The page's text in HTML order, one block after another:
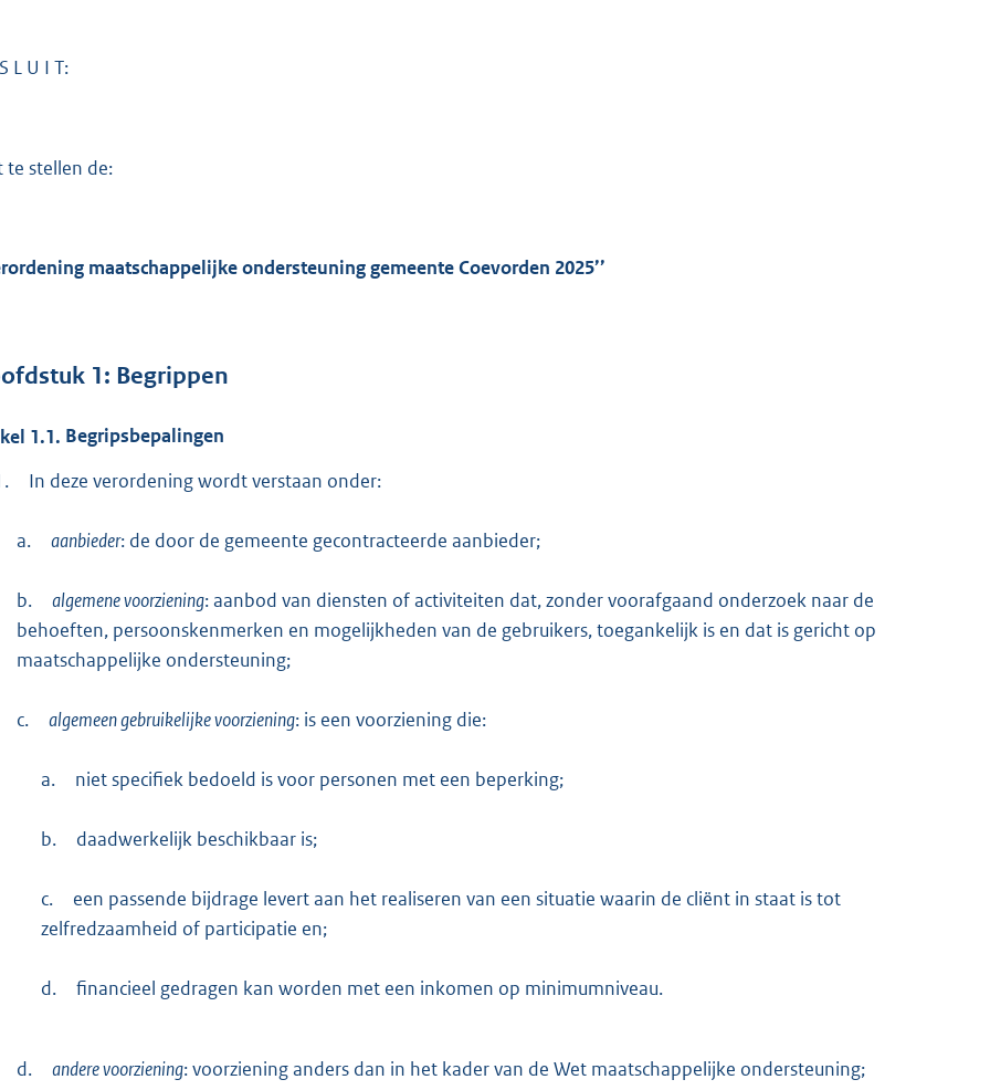
L U I T:
te stellen de:
maatschappelijke ondersteuning gemeente Coevorden 2025’’
1: Begrippen
1.1. Begripsbepalingen
In deze verordening wordt verstaan onder:
a. aanbieder: de door de gemeente gecontracteerde aanbieder;
b. algemene voorziening: aanbod van diensten of activiteiten dat, zonder voorafgaand onderzoek naar de
behoeften, persoonskenmerken en mogelijkheden van de gebruikers, toegankelijk is en dat is gericht op
maatschappelijke ondersteuning;
c. algemeen gebruikelijke voorziening: is een voorziening die:
a. niet specifiek bedoeld is voor personen met een beperking;
b. daadwerkelijk beschikbaar is;
c.
een passende bijdrage levert aan het realiseren van een situatie waarin de cliënt in staat is tot
zelfredzaamheid of participatie en;
d. financieel gedragen kan worden met een inkomen op minimumniveau.
d. andere voorziening: voorziening anders dan in het kader van de Wet maatschappelijke ondersteuning;